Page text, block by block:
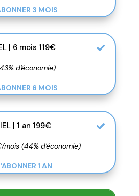
3 MOIS
| 6 mois 119€
d'économie)
6 MOIS
| 1 an 199€
mois (44% d'économie)
1 AN